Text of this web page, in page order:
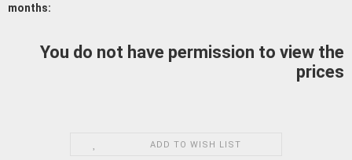
months:
You do not have permission to view the
prices
ADD TO WISH LIST